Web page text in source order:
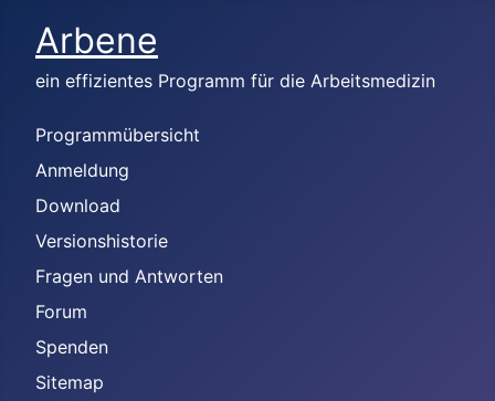
Arbene
ein effizientes Programm für die Arbeitsmedizin
Programmübersicht
Anmeldung
Download
Versionshistorie
Fragen und Antworten
Forum
Spenden
Sitemap